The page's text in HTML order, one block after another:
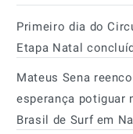
Primeiro dia do
Etapa Natal
Mateus Sena
esperança potiguar
Brasil de Surf em